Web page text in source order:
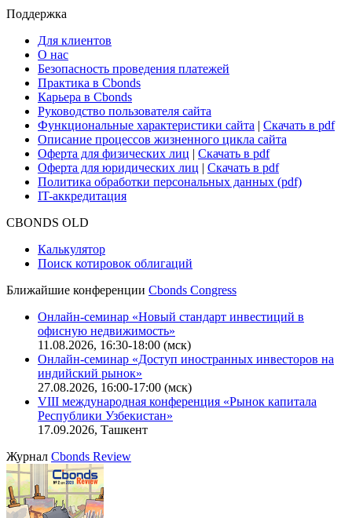
Сбондс-ТВ
Глоссарий
Поддержка
Для клиентов
О нас
Безопасность проведения платежей
Практика в Cbonds
Карьера в Cbonds
Руководство пользователя сайта
Функциональные характеристики сайта|Скачать в pdf
Описание процессов жизненного цикла сайта
Оферта для юридических лиц
IT-аккредитация
Поиск котировок облигаций
Ближайшие конференцииCbonds Congress
Онлайн-семинар «Новый стандарт инвестиций в
офисную недвижимость»
11.08.2026, 16:30-18:00 (мск)
Онлайн-семинар «Доступ иностранных инвесторов на
индийский рынок»
VIII международная конференция «Рынок капитала
Республики Узбекистан»
17.09.2026, Ташкент
ЖурналCbonds Review